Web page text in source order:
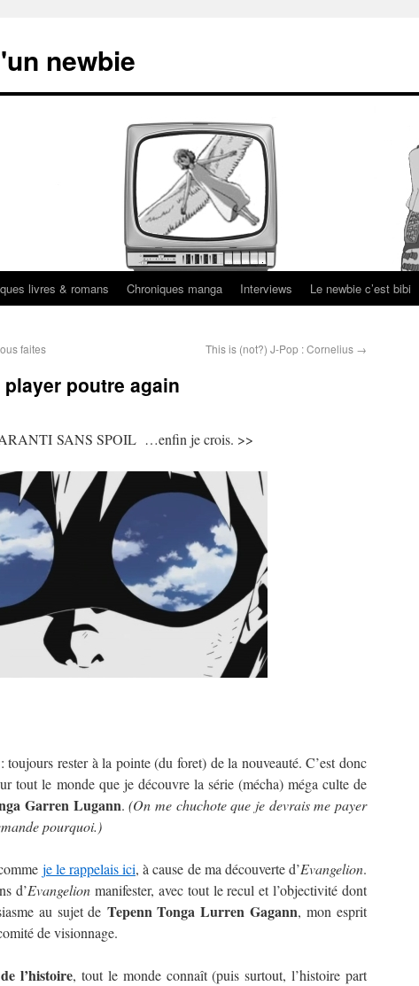
newbie
livres & romans Chroniques manga Interviews Le newbie c’est bibi
faites This is (not?) J-Pop : Cornelius →
poutre again
SANS SPOIL …enfin je crois. >>
toujours rester à la pointe (du foret) de la nouveauté. C’est donc
tout le monde que je découvre la série (mécha) méga culte de
Garren Lugann.(On me chuchote que je devrais me payer
pourquoi.)
je le rappelais ici, à cause de ma découverte d’Evangelion.
d’Evangelion manifester, avec tout le recul et l’objectivité dont
au sujet de Tepenn Tonga Lurren Gagann, mon esprit
de visionnage.
l’histoire, tout le monde connaît (puis surtout, l’histoire part